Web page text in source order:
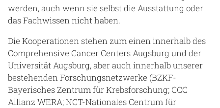
werden, auch wenn sie selbst die Ausstattung oder
das Fachwissen nicht haben.
Die Kooperationen stehen zum einen innerhalb des
Comprehensive Cancer Centers Augsburg und der
Universität Augsburg, aber auch innerhalb unserer
bestehenden Forschungsnetzwerke (BZKF-
Bayerisches Zentrum für Krebsforschung; CCC
Allianz WERA; NCT-Nationales Centrum für